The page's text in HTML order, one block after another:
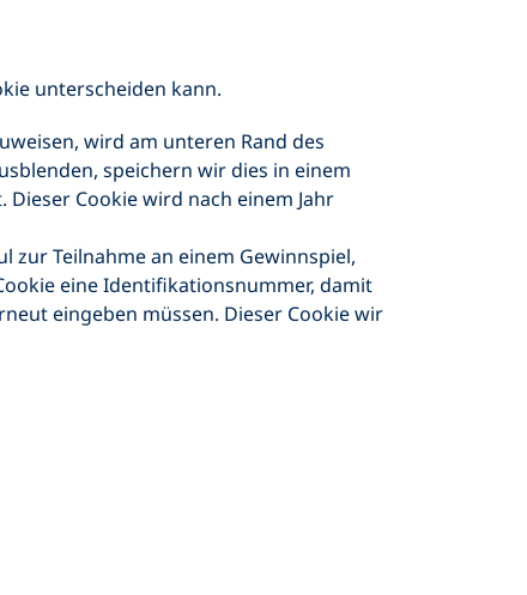
unterscheiden kann.
wird am unteren Rand des
speichern wir dies in einem
Cookie wird nach einem Jahr
zur Teilnahme an einem Gewinnspiel,
eine Identifikationsnummer, damit
eingeben müssen. Dieser Cookie wir